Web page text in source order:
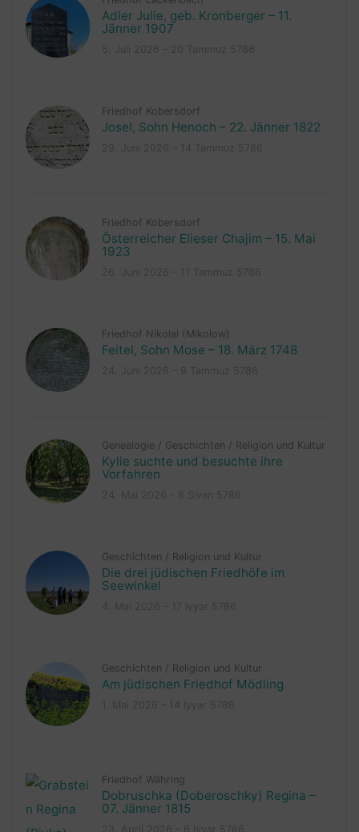
Adler Julie, geb. Kronberger – 11.
Jänner 1907
Friedhof Kobersdorf
Josel, Sohn Henoch – 22. Jänner 1822
Friedhof Kobersdorf
Österreicher Elieser Chajim – 15. Mai
1923
Friedhof Nikolai (Mikolow)
Feitel, Sohn Mose – 18. März 1748
Genealogie / Geschichten / Religion und Kultur
Kylie suchte und besuchte ihre
Vorfahren
Geschichten / Religion und Kultur
Die drei jüdischen Friedhöfe im
Seewinkel
Geschichten / Religion und Kultur
Am jüdischen Friedhof Mödling
Friedhof Währing
Dobruschka (Doberoschky) Regina –
07. Jänner 1815